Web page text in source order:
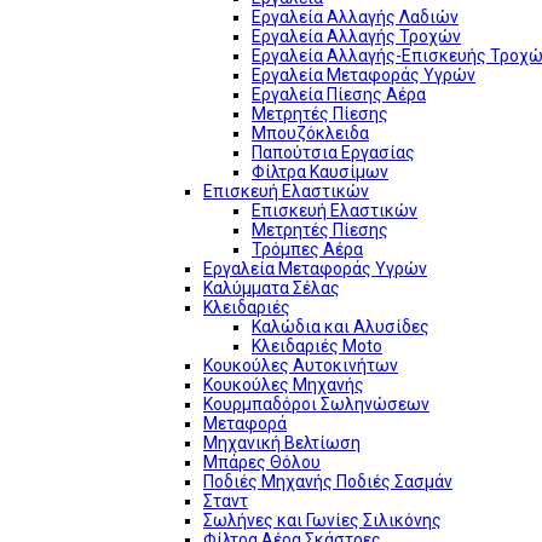
Εργαλεία Αλλαγής Λαδιών
Εργαλεία Αλλαγής Τροχών
Εργαλεία Αλλαγής-Επισκευής
Εργαλεία Μεταφοράς Υγρών
Εργαλεία Πίεσης Αέρα
Μετρητές Πίεσης
Μπουζόκλειδα
Παπούτσια Εργασίας
Φίλτρα Καυσίμων
Επισκευή Ελαστικών
Επισκευή Ελαστικών
Μετρητές Πίεσης
Τρόμπες Αέρα
Εργαλεία Μεταφοράς Υγρών
Καλύμματα Σέλας
Κλειδαριές
Καλώδια και Αλυσίδες
Κλειδαριές Moto
Κουκούλες Αυτοκινήτων
Κουκούλες Μηχανής
Κουρμπαδόροι Σωληνώσεων
Μεταφορά
Μηχανική Βελτίωση
Μπάρες Θόλου
Ποδιές Μηχανής Ποδιές Σασμάν
Σταντ
Σωλήνες και Γωνίες Σιλικόνης